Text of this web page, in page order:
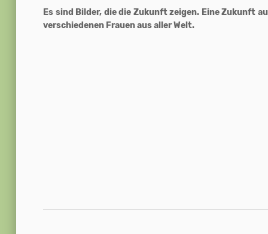
Es sind Bilder, die die Zukunft zeigen. Eine Zukunft
verschiedenen Frauen aus aller Welt.